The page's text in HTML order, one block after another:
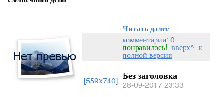
[559x740]
Читать далее
комментарии: 0
понравилось! вверх^ к
полной версии
Без заголовка
28-09-2017 23:33